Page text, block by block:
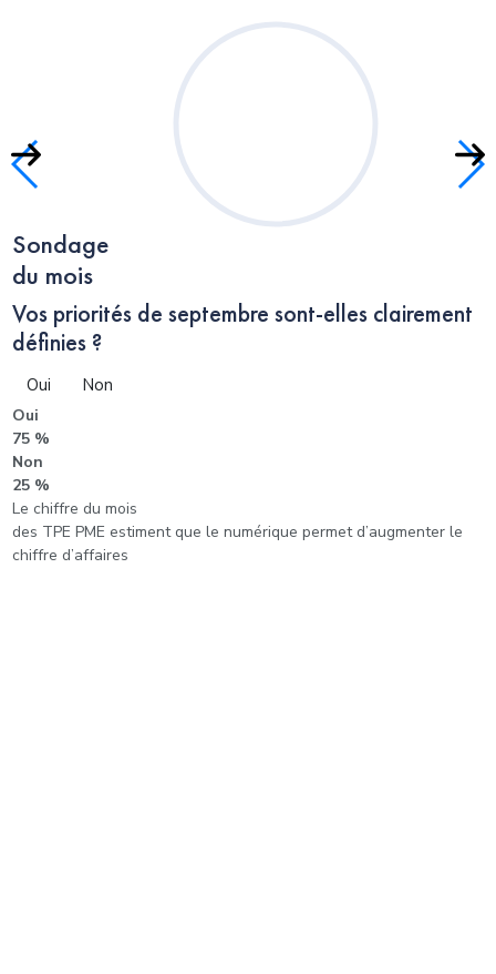
Sondage
du mois
Vos priorités de septembre sont-elles clairement
définies ?
Oui Non
Oui
75 %
Non
25 %
Le chiffre du mois
des TPE PME estiment que le numérique permet d’augmenter le
chiffre d’affaires